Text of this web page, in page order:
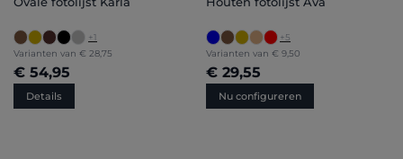
+1
Varianten van € 28,75
€ 54,95
Details
+5
Varianten van € 9,50
€ 29,55
Nu configureren